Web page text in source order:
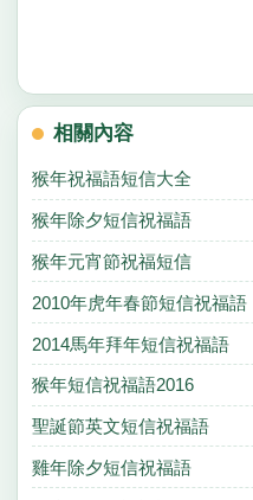
相關內容
猴年祝福語短信大全
猴年除夕短信祝福語
猴年元宵節祝福短信
2010年虎年春節短信祝福語
2014馬年拜年短信祝福語
猴年短信祝福語2016
聖誕節英文短信祝福語
雞年除夕短信祝福語